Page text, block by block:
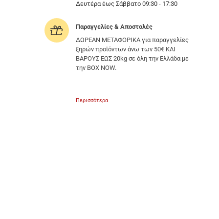
Δευτέρα έως Σάββατο 09:30 - 17:30
Παραγγελίες & Αποστολές
ΔΩΡΕΑΝ ΜΕΤΑΦΟΡΙΚΑ για παραγγελίες
ξηρών προϊόντων άνω των 50€ ΚΑΙ
ΒΑΡΟΥΣ ΕΩΣ 20kg σε όλη την Ελλάδα με
την BOX NOW.
Περισσότερα